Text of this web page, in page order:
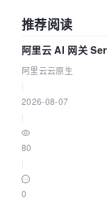
推荐阅读
阿里云 AI 网关
构建 AI 流量治理底
阿里云云原生
2026-08-07
80
0